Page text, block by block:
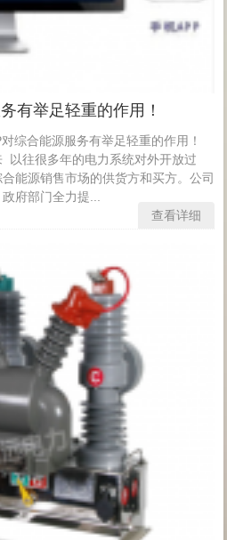
有举足轻重的作用！
综合能源服务有举足轻重的作用！
以往很多年的电力系统对外开放过
能源销售市场的供货方和买方。公司
府部门全力提...
查看详细